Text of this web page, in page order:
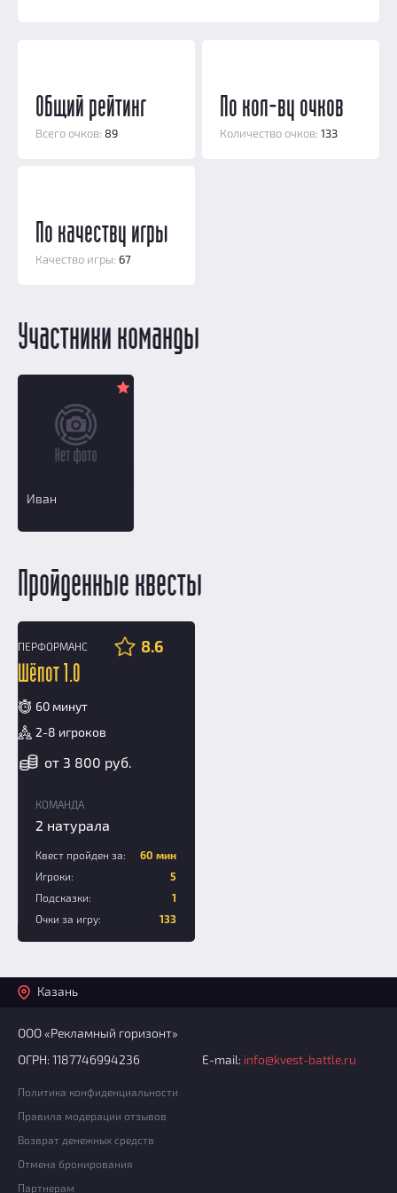
Общий рейтинг
Всего очков: 89
По кол-ву очков
Количество очков:133
По качеству игры
Качество игры: 67
Участники команды
Иван
Пройденные квесты
ПЕРФОРМАНС 8.6
Шёпот 1.0
60 минут
2-8 игроков
от 3 800 руб.
КОМАНДА
2 натурала
Квест пройден за:
60 мин
Игроки:
5
Подсказки:
1
Очки за игру:
133
Казань
ООО «Рекламный горизонт»
ОГРН: 1187746994236
E-mail: info@kvest-battle.ru
Политика конфиденциальности
Правила модерации отзывов
Возврат денежных средств
Отмена бронирования
Партнерам